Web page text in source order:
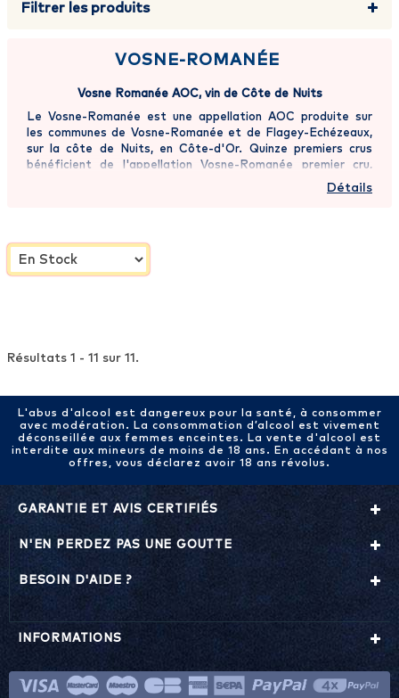
Filtrer les produits
VOSNE-ROMANÉE
Vosne Romanée AOC, vin de Côte de Nuits
Le Vosne-Romanée est une appellation AOC produite sur
les communes de Vosne-Romanée et de Flagey-Echézeaux,
sur la côte de Nuits, en Côte-d'Or. Quinze premiers crus
bénéficient de l'appellation Vosne-Romanée premier cru,
dont trois sur la commune voisine de Flagey-Echézeaux, le
reste de la production est de niveau village. La robe est
puissante et velouteuse.
Détails
Résultats 1 - 11 sur 11.
L'abus d'alcool est dangereux pour la santé, à consommer
avec modération. La consommation d’alcool est vivement
déconseillée aux femmes enceintes. La vente d'alcool est
interdite aux mineurs de moins de 18 ans. En accédant à nos
offres, vous déclarez avoir 18 ans révolus.
GARANTIE ET AVIS CERTIFIÉS
N'EN PERDEZ PAS UNE GOUTTE
BESOIN D'AIDE ?
INFORMATIONS